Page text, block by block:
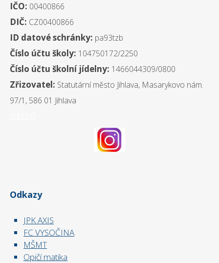
IČO: 00400866
DIČ: CZ00400866
ID datové schránky: pa93tzb
Číslo účtu školy: 104750172/2250
Číslo účtu školní jídelny: 1466044309/0800
Zřizovatel: Statutární město Jihlava, Masarykovo nám.
97/1, 586 01 Jihlava
Odkazy
JPK AXIS
FC VYSOČINA
MŠMT
Opičí matika